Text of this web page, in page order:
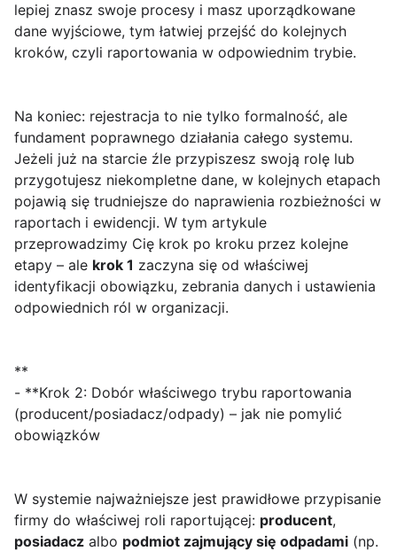
lepiej znasz swoje procesy i masz uporządkowane
dane wyjściowe, tym łatwiej przejść do kolejnych
kroków, czyli raportowania w odpowiednim trybie.
Na koniec: rejestracja to nie tylko formalność, ale
fundament poprawnego działania całego systemu.
Jeżeli już na starcie źle przypiszesz swoją rolę lub
przygotujesz niekompletne dane, w kolejnych etapach
pojawią się trudniejsze do naprawienia rozbieżności w
raportach i ewidencji. W tym artykule
przeprowadzimy Cię krok po kroku przez kolejne
etapy – ale krok 1 zaczyna się od właściwej
identyfikacji obowiązku, zebrania danych i ustawienia
odpowiednich ról w organizacji.
**
- **Krok 2: Dobór właściwego trybu raportowania
(producent/posiadacz/odpady) – jak nie pomylić
obowiązków
W systemie najważniejsze jest prawidłowe przypisanie
firmy do właściwej roli raportującej: producent,
posiadacz albo podmiot zajmujący się odpadami (np.